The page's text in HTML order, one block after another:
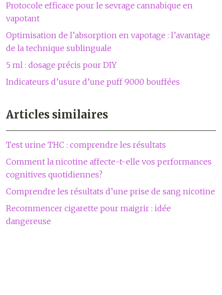
Protocole efficace pour le sevrage cannabique en
vapotant
Optimisation de l’absorption en vapotage : l’avantage
de la technique sublinguale
5 ml : dosage précis pour DIY
Indicateurs d’usure d’une puff 9000 bouffées
Articles similaires
Test urine THC : comprendre les résultats
Comment la nicotine affecte-t-elle vos performances
cognitives quotidiennes?
Comprendre les résultats d’une prise de sang nicotine
Recommencer cigarette pour maigrir : idée
dangereuse